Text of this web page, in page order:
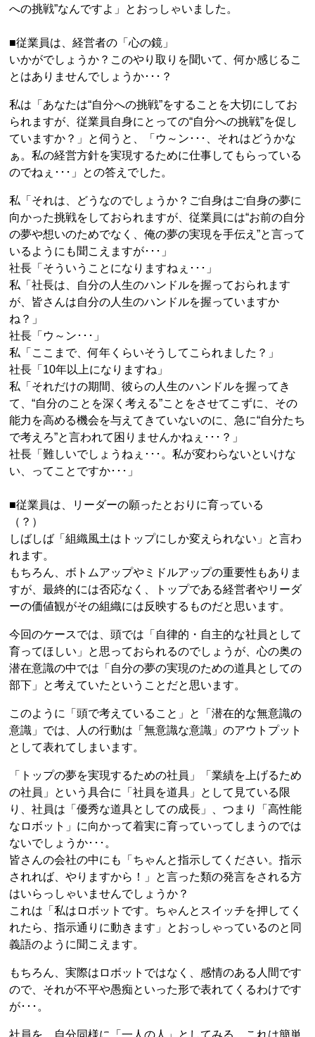
への挑戦”なんですよ」とおっしゃいました。
■従業員は、経営者の「心の鏡」
いかがでしょうか？このやり取りを聞いて、何か感じるこ
とはありませんでしょうか･･･？
私は「あなたは“自分への挑戦”をすることを大切にしてお
られますが、従業員自身にとっての“自分への挑戦”を促し
ていますか？」と伺うと、「ウ～ン･･･、それはどうかな
ぁ。私の経営方針を実現するために仕事してもらっている
のでねぇ･･･」との答えでした。
私「それは、どうなのでしょうか？ご自身はご自身の夢に
向かった挑戦をしておられますが、従業員には“お前の自分
の夢や想いのためでなく、俺の夢の実現を手伝え”と言って
いるようにも聞こえますが･･･」
社長「そういうことになりますねぇ･･･」
私「社長は、自分の人生のハンドルを握っておられます
が、皆さんは自分の人生のハンドルを握っていますか
ね？」
社長「ウ～ン･･･」
私「ここまで、何年くらいそうしてこられました？」
社長「10年以上になりますね」
私「それだけの期間、彼らの人生のハンドルを握ってき
て、“自分のことを深く考える”ことをさせてこずに、その
能力を高める機会を与えてきていないのに、急に“自分たち
で考えろ”と言われて困りませんかねぇ･･･？」
社長「難しいでしょうねぇ･･･。私が変わらないといけな
い、ってことですか･･･」
■従業員は、リーダーの願ったとおりに育っている
（？）
しばしば「組織風土はトップにしか変えられない」と言わ
れます。
もちろん、ボトムアップやミドルアップの重要性もありま
すが、最終的には否応なく、トップである経営者やリーダ
ーの価値観がその組織には反映するものだと思います。
今回のケースでは、頭では「自律的・自主的な社員として
育ってほしい」と思っておられるのでしょうが、心の奥の
潜在意識の中では「自分の夢の実現のための道具としての
部下」と考えていたということだと思います。
このように「頭で考えていること」と「潜在的な無意識の
意識」では、人の行動は「無意識な意識」のアウトプット
として表れてしまいます。
「トップの夢を実現するための社員」「業績を上げるため
の社員」という具合に「社員を道具」として見ている限
り、社員は「優秀な道具としての成長」、つまり「高性能
なロボット」に向かって着実に育っていってしまうのでは
ないでしょうか･･･。
皆さんの会社の中にも「ちゃんと指示してください。指示
されれば、やりますから！」と言った類の発言をされる方
はいらっしゃいませんでしょうか？
これは「私はロボットです。ちゃんとスイッチを押してく
れたら、指示通りに動きます」とおっしゃっているのと同
義語のように聞こえます。
もちろん、実際はロボットではなく、感情のある人間です
ので、それが不平や愚痴といった形で表れてくるわけです
が･･･。
社員を、自分同様に「一人の人」としてみる。これは簡単